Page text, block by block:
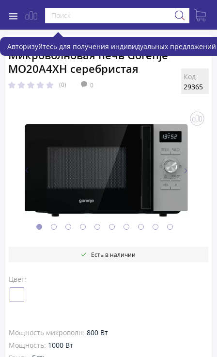
Авторизуйтесь для получения индивидуальных предложений
Микроволновая печь Gorenje
MO20A4XH серебристая
(0) 0
Код:
29365
Цвет:
Есть в наличии
Мощность микроволн: 800 Вт
Мощность: 1000 Вт